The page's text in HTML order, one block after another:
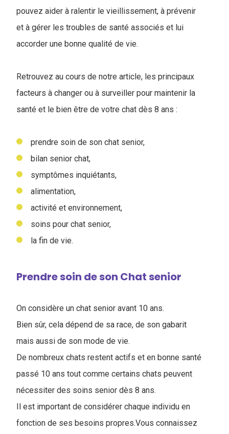
pouvez aider à ralentir le vieillissement, à prévenir
et à gérer les troubles de santé associés et lui
accorder une bonne qualité de vie.
Retrouvez au cours de notre article, les principaux
facteurs à changer ou à surveiller pour maintenir la
santé et le bien être de votre chat dès 8 ans :
prendre soin de son chat senior,
bilan senior chat,
symptômes inquiétants,
alimentation,
activité et environnement,
soins pour chat senior,
la fin de vie.
Prendre soin de son Chat senior
On considère un chat senior avant 10 ans.
Bien sûr, cela dépend de sa race, de son gabarit
mais aussi de son mode de vie.
De nombreux chats restent actifs et en bonne santé
passé 10 ans tout comme certains chats peuvent
nécessiter des soins senior dès 8 ans.
Il est important de considérer chaque individu en
fonction de ses besoins propres.Vous connaissez